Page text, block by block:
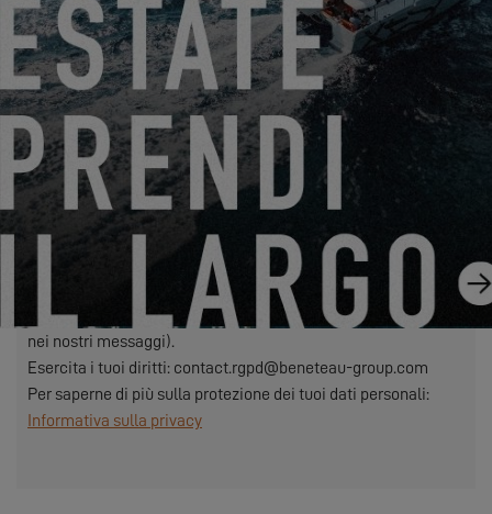
contattarvi. Cliccando sul pulsante “SEND”, confermate il
vostro consenso al trasferimento di tali dati.
SEND
EXCESS si riferisce a Construction Navale Bordeaux in
qualità di responsabile del trattamento dei dati. I vostri dati
personali sono trattati per rispondere alle vostre richieste,
gestire il nostro rapporto con voi e, se lo avete scelto, inviarvi
le nostre comunicazioni (in questo caso, potete annullare
l'iscrizione in qualsiasi momento utilizzando il link contenuto
nei nostri messaggi).
Esercita i tuoi diritti: contact.rgpd@beneteau-group.com
Per saperne di più sulla protezione dei tuoi dati personali:
Informativa sulla privacy